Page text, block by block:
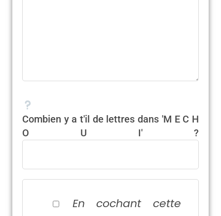
Combien y a t'il de lettres dans 'M E C H
O U I' ?
En cochant cette